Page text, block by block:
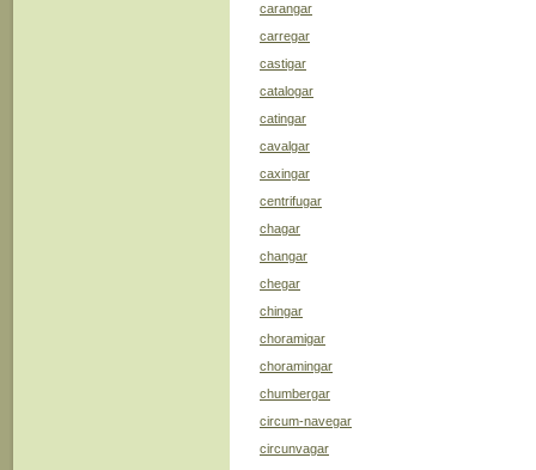
carangar
carregar
castigar
catalogar
catingar
cavalgar
caxingar
centrifugar
chagar
changar
chegar
chingar
choramigar
choramingar
chumbergar
circum-navegar
circunvagar